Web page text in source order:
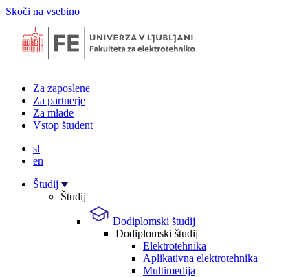
Skoči na vsebino
Za zaposlene
Za partnerje
Za mlade
Vstop študent
sl
en
Študij
Študij
Dodiplomski študij
Dodiplomski študij
Elektrotehnika
Aplikativna elektrotehnika
Multimedija